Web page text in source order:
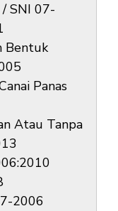
SNI 07-
Bentuk
Panas
Atau Tanpa
2006